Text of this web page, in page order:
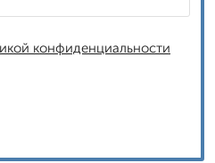
конфиденциальности